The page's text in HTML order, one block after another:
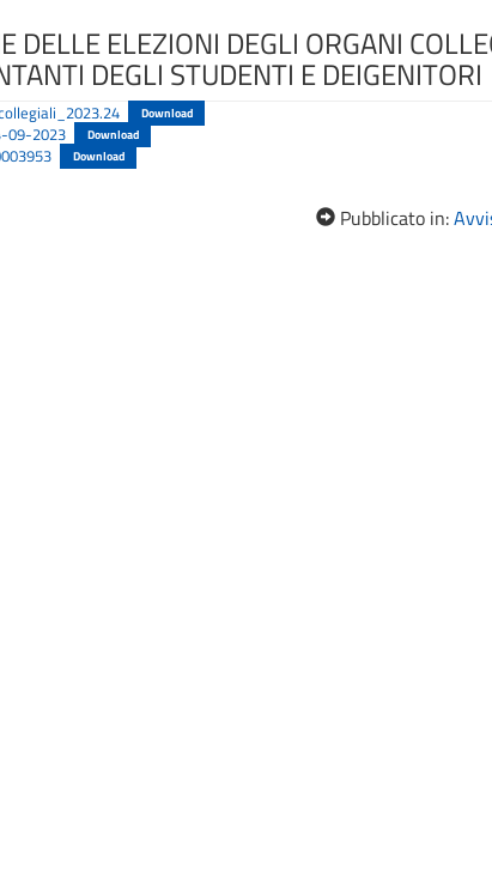
DELLE ELEZIONI DEGLI ORGANI
DEGLI STUDENTI E DEIGENITORI
Download
09-2023 Download
Download
Pubblicato in: